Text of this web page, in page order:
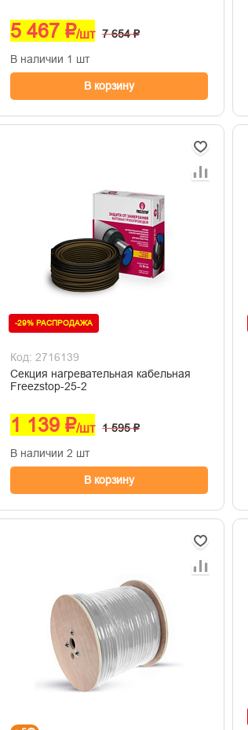
5 467 ₽/шт 7 654 ₽
В наличии 1 шт
В корзину
-29% РАСПРОДАЖА
Код: 2716139
Секция нагревательная кабельная
Freezstop-25-2
1 139 ₽/шт 1 595 ₽
В наличии 2 шт
В корзину